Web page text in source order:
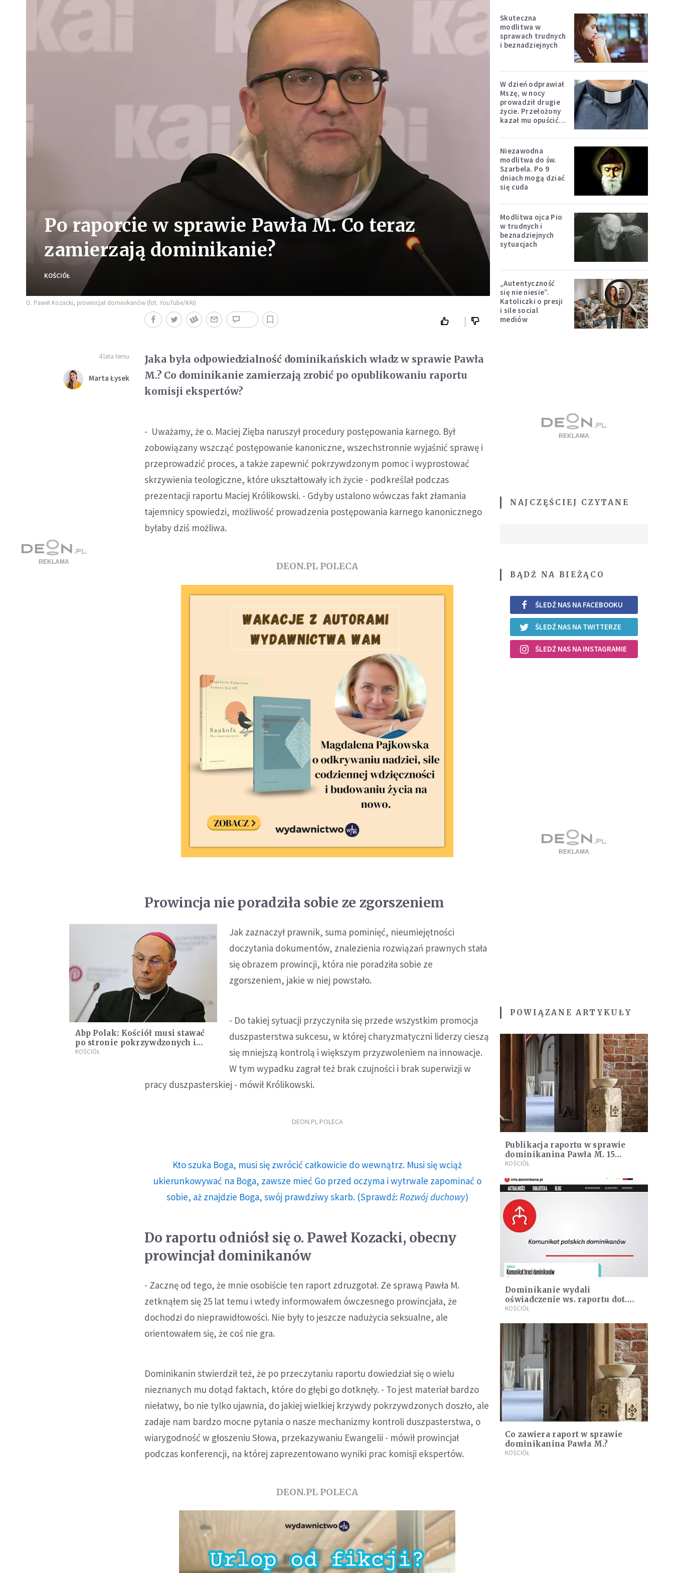
Po raporcie w sprawie Pawła M. Co teraz
zamierzają dominikanie?
KOŚCIÓŁ
O. Paweł Kozacki, prowincjał dominikanów (fot. YouTube/KAI)
4 lata temu
Marta Łysek
Jaka była odpowiedzialność dominikańskich władz w sprawie Pawła
M.? Co dominikanie zamierzają zrobić po opublikowaniu raportu
komisji ekspertów?
- Uważamy, że o. Maciej Zięba naruszył procedury postępowania karnego. Był
zobowiązany wszcząć postępowanie kanoniczne, wszechstronnie wyjaśnić sprawę i
przeprowadzić proces, a także zapewnić pokrzywdzonym pomoc i wyprostować
skrzywienia teologiczne, które ukształtowały ich życie - podkreślał podczas
prezentacji raportu Maciej Królikowski. - Gdyby ustalono wówczas fakt złamania
tajemnicy spowiedzi, możliwość prowadzenia postępowania karnego kanonicznego
byłaby dziś możliwa.
DEON.PL POLECA
Prowincja nie poradziła sobie ze zgorszeniem
Abp Polak: Kościół musi stawać
po stronie pokrzywdzonych i
skutecznie chronić najsłabszych
KOŚCIÓŁ
Jak zaznaczył prawnik, suma pominięć, nieumiejętności
doczytania dokumentów, znalezienia rozwiązań prawnych stała
się obrazem prowincji, która nie poradziła sobie ze
zgorszeniem, jakie w niej powstało.
- Do takiej sytuacji przyczyniła się przede wszystkim promocja
duszpasterstwa sukcesu, w której charyzmatyczni liderzy cieszą
się mniejszą kontrolą i większym przyzwoleniem na innowacje.
W tym wypadku zagrał też brak czujności i brak superwizji w
pracy duszpasterskiej - mówił Królikowski.
DEON.PL POLECA
Kto szuka Boga, musi się zwrócić całkowicie do wewnątrz. Musi się wciąż
ukierunkowywać na Boga, zawsze mieć Go przed oczyma i wytrwale zapominać o
sobie, aż znajdzie Boga, swój prawdziwy skarb. (Sprawdź: Rozwój duchowy)
Do raportu odniósł się o. Paweł Kozacki, obecny
prowincjał dominikanów
- Zacznę od tego, że mnie osobiście ten raport zdruzgotał. Ze sprawą Pawła M.
zetknąłem się 25 lat temu i wtedy informowałem ówczesnego prowincjała, że
dochodzi do nieprawidłowości. Nie były to jeszcze nadużycia seksualne, ale
orientowałem się, że coś nie gra.
Dominikanin stwierdził też, że po przeczytaniu raportu dowiedział się o wielu
nieznanych mu dotąd faktach, które do głębi go dotknęły. - To jest materiał bardzo
niełatwy, bo nie tylko ujawnia, do jakiej wielkiej krzywdy pokrzywdzonych doszło, ale
zadaje nam bardzo mocne pytania o nasze mechanizmy kontroli duszpasterstwa, o
wiarygodność w głoszeniu Słowa, przekazywaniu Ewangelii - mówił prowincjał
podczas konferencji, na której zaprezentowano wyniki prac komisji ekspertów.
DEON.PL POLECA
Skuteczna
modlitwa w
sprawach trudnych
i beznadziejnych
W dzień odprawiał
Mszę, w nocy
prowadził drugie
życie. Przełożony
kazał mu opuścić
Niezawodna
modlitwa do św.
Szarbela. Po 9
dniach mogą dziać
się cuda
Modlitwa ojca Pio
w trudnych i
beznadziejnych
sytuacjach
„Autentyczność
się nie niesie”.
Katoliczki o presji
i sile social
mediów
NAJCZĘŚCIEJ CZYTANE
BĄDŹ NA BIEŻĄCO
ŚLEDŹ NAS NA FACEBOOKU
ŚLEDŹ NAS NA TWITTERZE
ŚLEDŹ NAS NA INSTAGRAMIE
POWIĄZANE ARTYKUŁY
Publikacja raportu w sprawie
dominikanina Pawła M. 15
września
KOŚCIÓŁ
Dominikanie wydali
oświadczenie ws. raportu dot.
Pawła M. "Raport ten ukazuje
KOŚCIÓŁ
Co zawiera raport w sprawie
dominikanina Pawła M.?
KOŚCIÓŁ